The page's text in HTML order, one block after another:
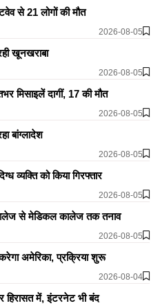
से 21 लोगों की मौत
2026-08-05
खूनखराबा
2026-08-05
मिसाइलें दागीं, 17 की मौत
2026-08-05
बांग्लादेश
2026-08-05
व्यक्ति को किया गिरफ्तार
2026-08-05
से मेडिकल कालेज तक तनाव
2026-08-05
अमेरिका, प्रक्रिया शुरू
2026-08-04
हिरासत में, इंटरनेट भी बंद